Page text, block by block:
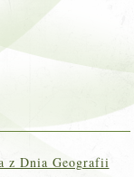
z Dnia Geografii